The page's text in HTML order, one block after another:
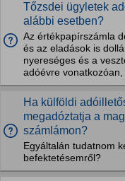
Tőzsdei ügyletek
alábbi esetben?
Az értékpapírszámla
és az eladások is
nyereséges és a
adóévre
Ha külföldi
megadóztatja a
számlámon?
Egyáltalán tudatnom
befektetésemről?